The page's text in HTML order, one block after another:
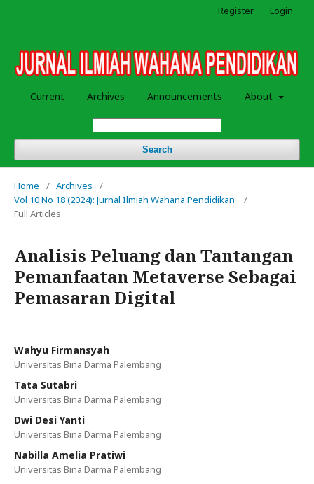
Current Archives Announcements About
Search
Register Login
Home / Archives
/
Vol 10 No 18 (2024): Jurnal Ilmiah Wahana Pendidikan
/
Full Articles
Analisis Peluang dan Tantangan
Pemanfaatan Metaverse Sebagai
Pemasaran Digital
Wahyu Firmansyah
Universitas Bina Darma Palembang
Tata Sutabri
Universitas Bina Darma Palembang
Dwi Desi Yanti
Universitas Bina Darma Palembang
Nabilla Amelia Pratiwi
Universitas Bina Darma Palembang